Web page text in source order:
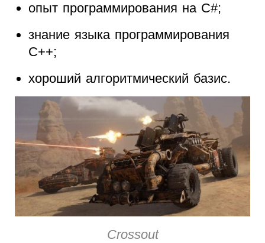
опыт программирования на C#;
знание языка программирования
C++;
хороший алгоритмический базис.
Crossout